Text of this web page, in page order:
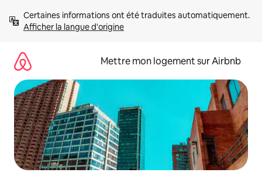
directement
Afficher la langue d'origine
Mettre mon logement sur Airbnb